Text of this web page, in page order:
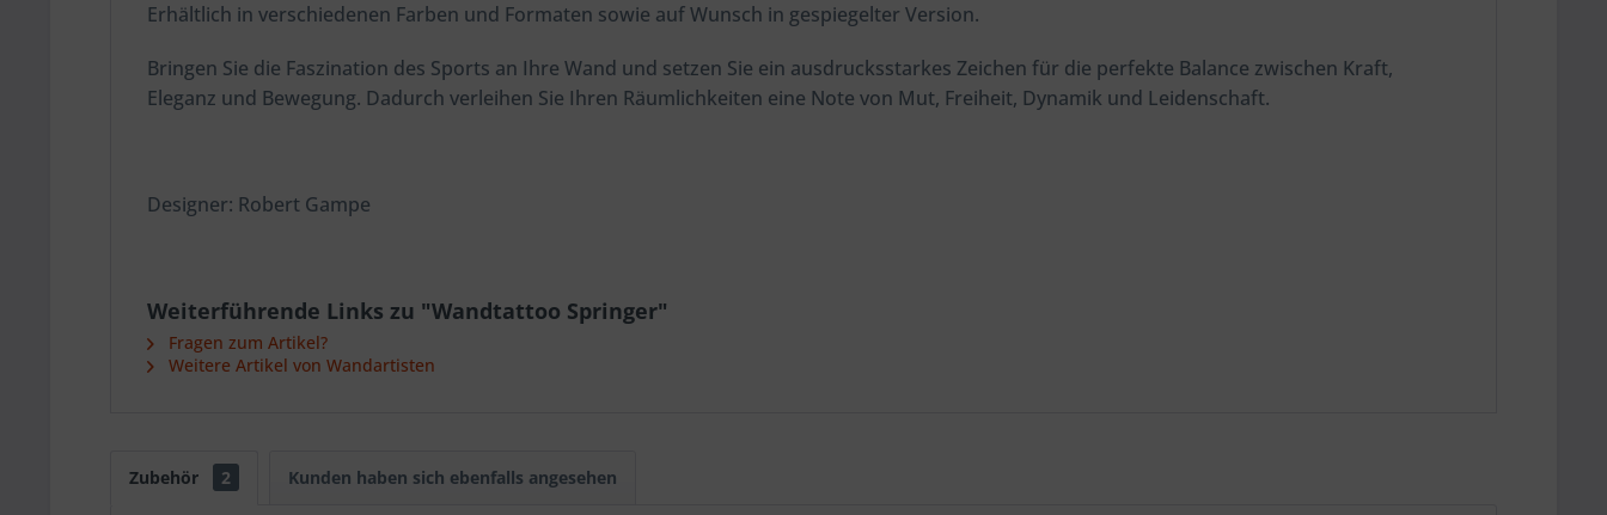
Erhältlich in verschiedenen Farben und Formaten sowie auf Wunsch in gespiegelter Version.
Bringen Sie die Faszination des Sports an Ihre Wand und setzen Sie ein ausdrucksstarkes Zeichen für die perfekte Balance zwischen Kraft,
Eleganz und Bewegung. Dadurch verleihen Sie Ihren Räumlichkeiten eine Note von Mut, Freiheit, Dynamik und Leidenschaft.
Designer: Robert Gampe
Weiterführende Links zu "Wandtattoo Springer"
Fragen zum Artikel?
Weitere Artikel von Wandartisten
Zubehör 2 Kunden haben sich ebenfalls angesehen